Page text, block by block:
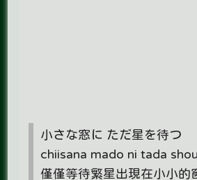
小さな窓に ただ星を待つ
chiisana mado ni tada
僅僅等待繁星出現在小小的